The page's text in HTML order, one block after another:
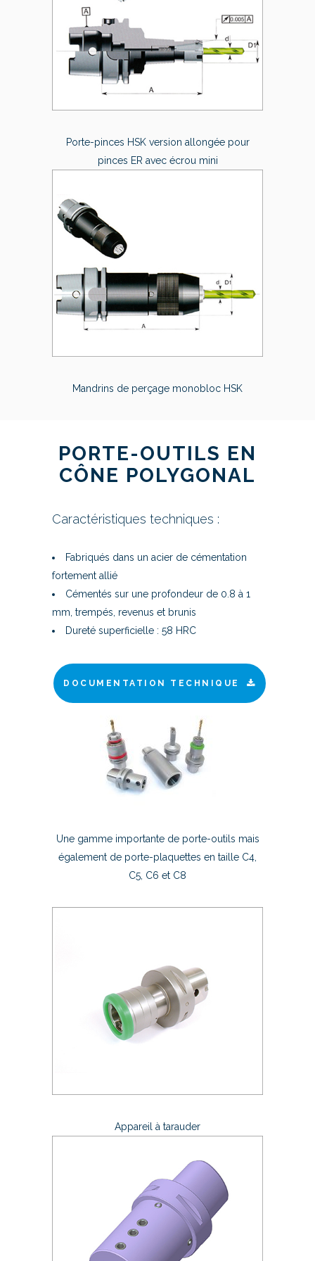
Porte-pinces HSK version allongée pour
pinces ER avec écrou mini
Mandrins de perçage monobloc HSK
PORTE-OUTILS EN
CÔNE POLYGONAL
Caractéristiques techniques :
Fabriqués dans un acier de cémentation
fortement allié
Cémentés sur une profondeur de 0.8 à 1
mm, trempés, revenus et brunis
Dureté superficielle : 58 HRC
DOCUMENTATION TECHNIQUE
Une gamme importante de porte-outils mais
également de porte-plaquettes en taille C4,
C5, C6 et C8
Appareil à tarauder